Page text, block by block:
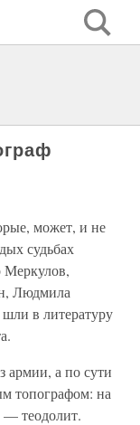
может, и не
судьбах
Меркулов,
Людмила
в литературу
армии, а по сути
топографом: на
— теодолит.